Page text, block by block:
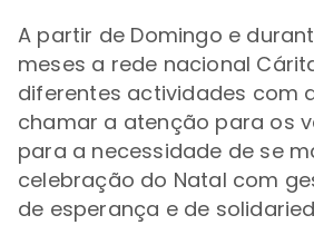
A partir de Domingo e
meses a rede nacional
diferentes actividades com
chamar a atenção para os
para a necessidade de se
celebração do Natal com
de esperança e de